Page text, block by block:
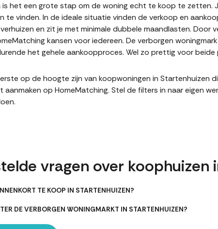
is het een grote stap om de woning echt te koop te zetten.
te vinden. In de ideale situatie vinden de verkoop en
en zit je met minimale dubbele maandlasten.
kansen voor iedereen. De verborgen
het gehele aankoopproces. Wel zo prettig voor beide
op de hoogte zijn van koopwoningen in Startenhuizen
aanmaken op HomeMatching. Stel de filters in naar eigen
vragen over koophuizen
TE KOOP IN STARTENHUIZEN?
DE VERBORGEN WONINGMARKT IN STARTENHUIZEN?